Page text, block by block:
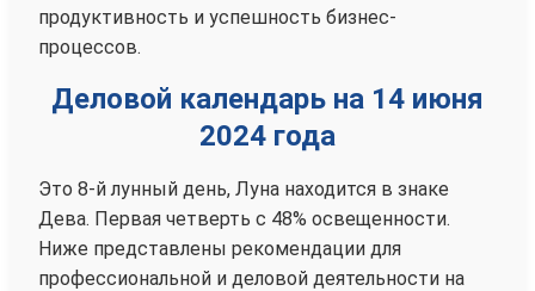
продуктивность и успешность бизнес-
процессов.
Деловой календарь на 14 июня
2024 года
Это 8-й лунный день, Луна находится в знаке
Дева. Первая четверть с 48% освещенности.
Ниже представлены рекомендации для
профессиональной и деловой деятельности на